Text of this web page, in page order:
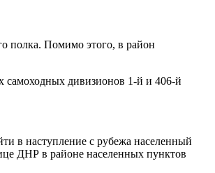
полка. Помимо этого, в район
самоходных дивизионов 1-й и 406-й
в наступление с рубежа населенный
ДНР в районе населенных пунктов